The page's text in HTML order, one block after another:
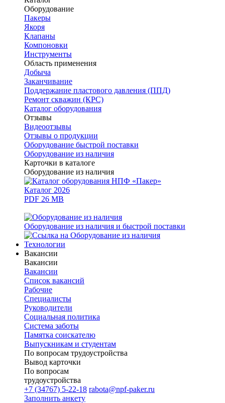
Оборудование
Пакеры
Якоря
Клапаны
Компоновки
Инструменты
Область применения
Добыча
Заканчивание
Поддержание пластового давления (ППД)
Ремонт скважин (КРС)
Каталог оборудования
Отзывы
Видеоотзывы
Отзывы о продукции
Оборудование быстрой поставки
Оборудование из наличия
Карточки в каталоге
Оборудование из наличия
Каталог 2026
PDF 26 MB
Оборудование из наличия и быстрой поставки
Технологии
Вакансии
Вакансии
Вакансии
Список вакансий
Рабочие
Специалисты
Руководители
Cоциальная политика
Система заботы
Памятка соискателю
Выпускникам и студентам
По вопросам трудоустройства
Вывод карточки
По вопросам
трудоустройства
+7 (34767) 5-22-18 rabota@npf-paker.ru
Заполнить анкету